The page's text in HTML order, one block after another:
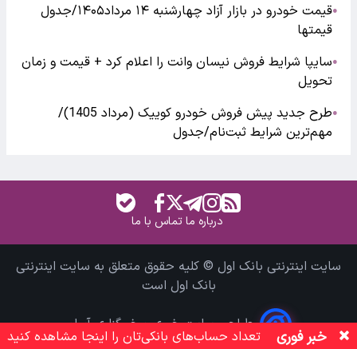
خبر فوری تعداد حساب‌های بانکی‌تان را اینجا مشاهده کنید
●
قیمت خودرو در بازار آزاد چهارشنبه ۱۴ مرداد۱۴۰۵/جدول
قیمتها
●سایپا شرایط فروش نیسان وانت را اعلام کرد + قیمت و زمان
تحویل
●
طرح جدید پیش فروش خودرو کوییک (مرداد 1405)/
مهم‌ترین شرایط ثبت‌نام/جدول
درباره ماتماس با ما
سایت اینترنتی بانک اول © کلیه حقوق متعلق به سایت اینترنتی
بانک اول است
طراحی سایت خبری و خبرگزاری آسام